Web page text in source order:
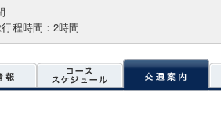
程時間：2時間